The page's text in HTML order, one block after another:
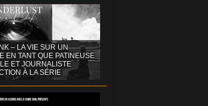
– LA VIE SUR UN
EN TANT QUE PATINEUSE
ET JOURNALISTE
À LA SÉRIE